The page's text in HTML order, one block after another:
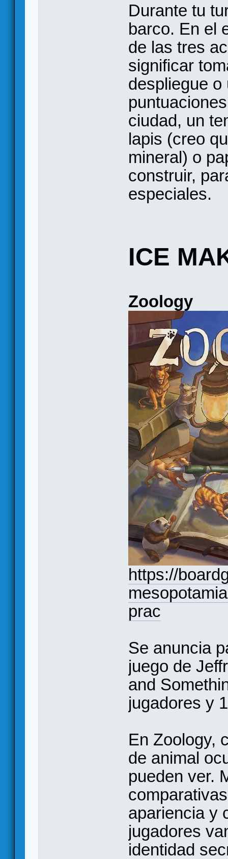
Durante tu
barco. En el
de las tres
significar
despliegue o
ciudad, un
lapis (creo
mineral) o
construir,
especiales.
ICE
Zoology
https://
prac
Se anuncia
juego de
and
jugadores y
En Zoology,
de animal
pueden ver.
apariencia y
jugadores
identidad